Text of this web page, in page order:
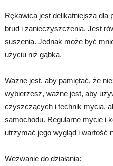
Rękawica jest delikatniejsza dla
brud i zanieczyszczenia. Jest
suszenia. Jednak może być
użyciu niż gąbka.
Ważne jest, aby pamiętać, że
wybierzesz, ważne jest, aby
czyszczących i technik mycia,
samochodu. Regularne mycie i
utrzymać jego wygląd i wartość
Wezwanie do działania: